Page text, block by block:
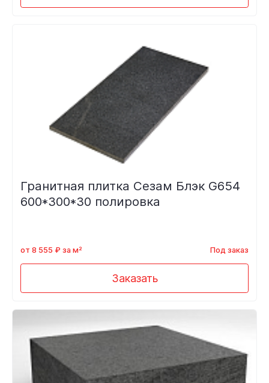
Гранитная плитка Сезам Блэк G654
600*300*30 полировка
от 8 555 ₽ за м² Под заказ
Заказать